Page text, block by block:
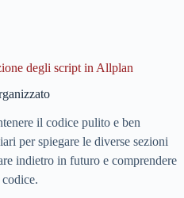
degli script in Allplan
il codice pulito e ben
per spiegare le diverse sezioni
indietro in futuro e comprendere